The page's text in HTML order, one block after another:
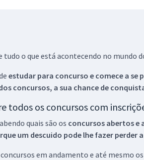
tudo o que está acontecendo no mundo
estudar para concurso e comece a
concursos, a sua chance de
todos os concursos com
quais são os concursos abertos e
um descuido pode lhe fazer perder
em andamento e até mesmo